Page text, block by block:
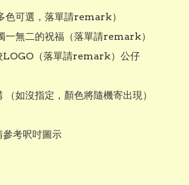
色可選，落單請remark）
一無二的祝福（落單請remark）
LOGO（落單請remark）公仔
如沒指定，顏色將隨機寄出現）
參考呎吋圖示